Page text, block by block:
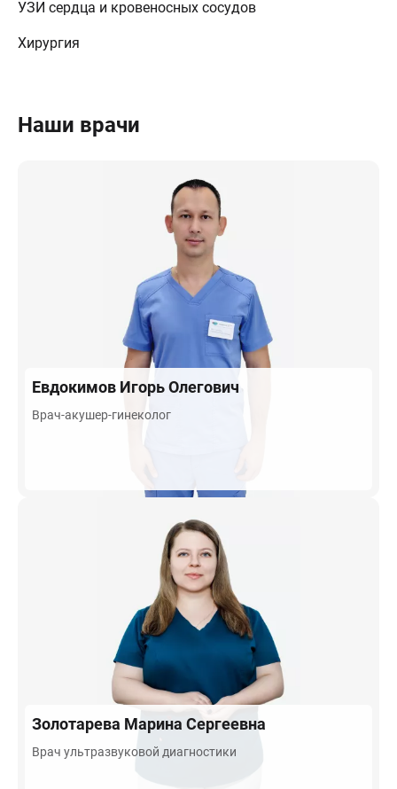
УЗИ сердца и кровеносных сосудов
Хирургия
Наши врачи
Евдокимов Игорь Олегович
Врач-акушер-гинеколог
Золотарева Марина Сергеевна
Врач ультразвуковой диагностики